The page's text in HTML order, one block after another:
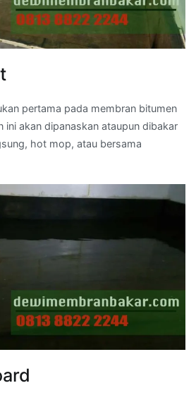
pertama pada membran bitumen
ini akan dipanaskan ataupun dibakar
hot mop, atau bersama